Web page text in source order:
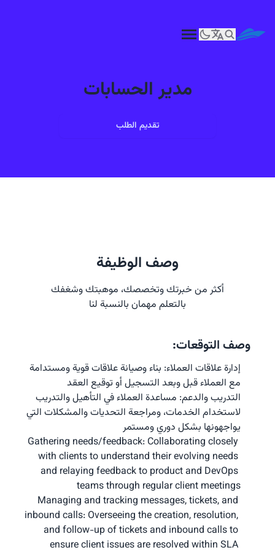
مدير الحسابات
تقديم الطلب
وصف الوظيفة
أكثر من خبرتك وتخصصك، موهبتك وشغفك
بالتعلم مهمان بالنسبة لنا
وصف التوقعات:
مع العملاء قبل وبعد التسجيل أو توقيع العقد
يواجهونها بشكل دوري ومستمر
Gathering needs/feedback: Collaborating closely
with clients to understand their evolving needs
and relaying feedback to product and DevOps
teams through regular client meetings
Managing and tracking messages, tickets, and
inbound calls: Overseeing the creation, resolution,
and follow-up of tickets and inbound calls to
ensure client issues are resolved within SLA